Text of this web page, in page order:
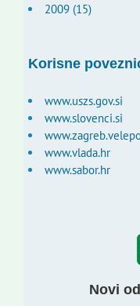
2009 (15)
Korisne
www.uszs.gov.si
www.slovenci.si
www.vlada.hr
www.sabor.hr
Novi